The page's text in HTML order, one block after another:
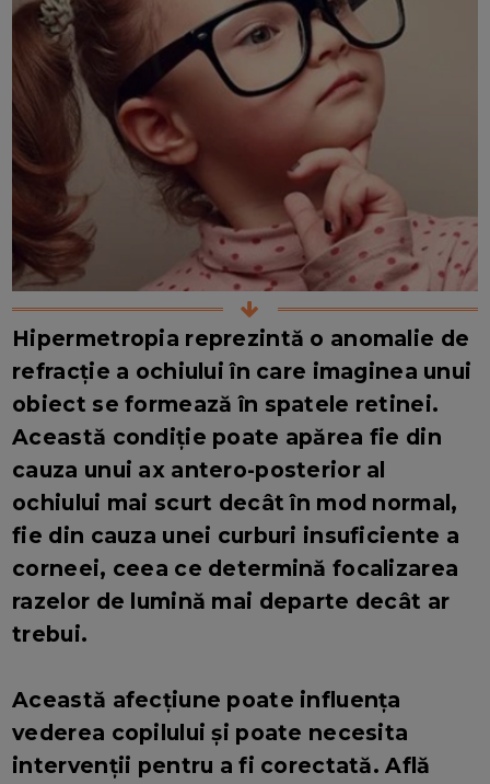
Hipermetropia reprezintă o anomalie de
refracție a ochiului în care imaginea unui
obiect se formează în spatele retinei.
Această condiție poate apărea fie din
cauza unui ax antero-posterior al
ochiului mai scurt decât în mod normal,
fie din cauza unei curburi insuficiente a
corneei, ceea ce determină focalizarea
razelor de lumină mai departe decât ar
trebui.
Această afecțiune poate influența
vederea copilului și poate necesita
intervenții pentru a fi corectată. Află